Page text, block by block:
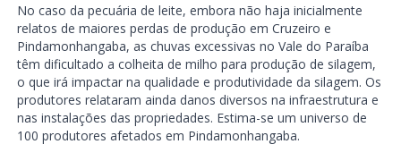
No caso da pecuária de leite, embora não haja inicialmente
relatos de maiores perdas de produção em Cruzeiro e
Pindamonhangaba, as chuvas excessivas no Vale do Paraíba
têm dificultado a colheita de milho para produção de silagem,
o que irá impactar na qualidade e produtividade da silagem. Os
produtores relataram ainda danos diversos na infraestrutura e
nas instalações das propriedades. Estima-se um universo de
100 produtores afetados em Pindamonhangaba.